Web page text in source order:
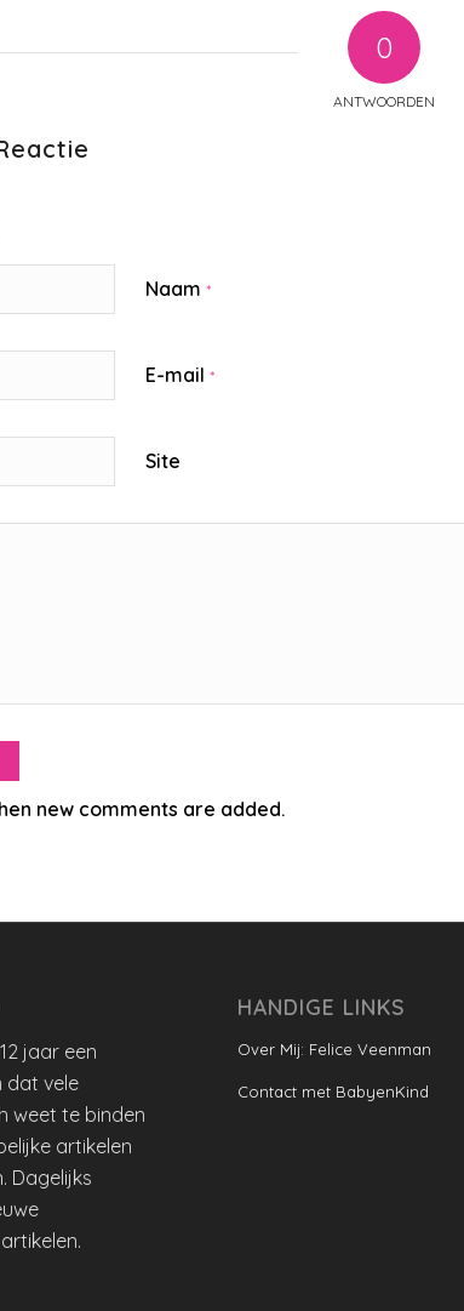
0
ANTWOORDEN
Naam *
E-mail *
Site
new comments are added.
jaar een
dat vele
weet te binden
artikelen
Dagelijks
HANDIGE LINKS
Over Mij: Felice Veenman
Contact met BabyenKind